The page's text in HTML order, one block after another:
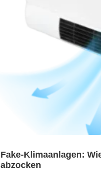
Fake-Klimaanlagen:
abzocken